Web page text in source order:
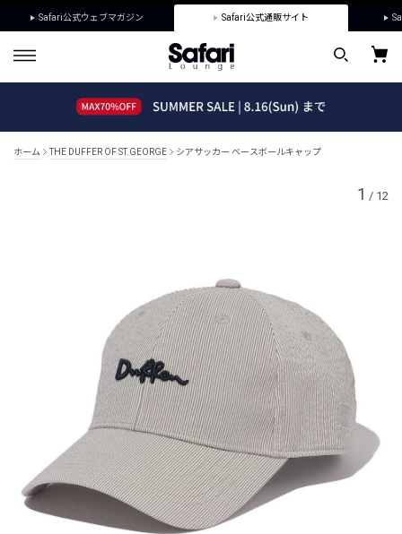
Safari公式ウェブマガジン Safari公式通販サイト
ホーム THE DUFFER OF ST.GEORGE シアサッカー ベースボールキャップ
1 / 12